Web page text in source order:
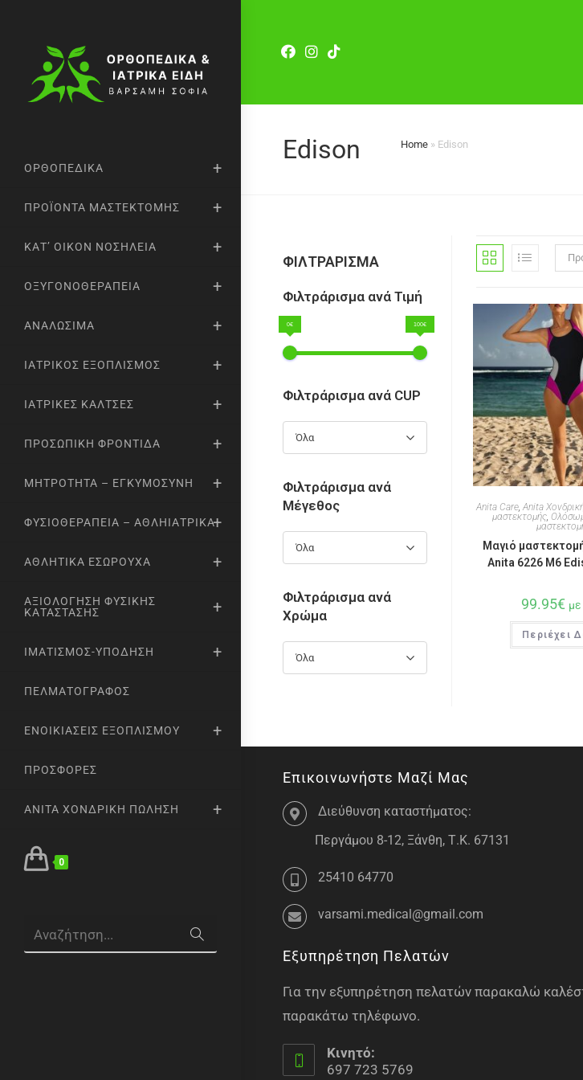
ΟΡΘΟΠΕΔΙΚΆ
ΠΡΟΪΌΝΤΑ ΜΑΣΤΕΚΤΟΜΉΣ
ΚΑΤ’ ΟΊΚΟΝ ΝΟΣΗΛΕΊΑ
ΟΞΥΓΟΝΟΘΕΡΑΠΕΊΑ
ΑΝΑΛΏΣΙΜΑ
ΙΑΤΡΙΚΌΣ ΕΞΟΠΛΙΣΜΌΣ
ΙΑΤΡΙΚΈΣ ΚΆΛΤΣΕΣ
ΠΡΟΣΩΠΙΚΉ ΦΡΟΝΤΊΔΑ
ΜΗΤΡΌΤΗΤΑ – ΕΓΚΥΜΟΣΎΝΗ
ΦΥΣΙΟΘΕΡΑΠΕΊΑ – ΑΘΛΗΙΑΤΡΙΚΆ
ΑΘΛΗΤΙΚΆ ΕΣΏΡΟΥΧΑ
ΑΞΙΟΛΌΓΗΣΗ ΦΥΣΙΚΉΣ
ΚΑΤΆΣΤΑΣΗΣ
ΙΜΑΤΙΣΜΌΣ-ΥΠΌΔΗΣΗ
ΠΕΛΜΑΤΟΓΡΆΦΟΣ
ΕΝΟΙΚΙΆΣΕΙΣ ΕΞΟΠΛΙΣΜΟΎ
ΠΡΟΣΦΟΡΈΣ
ANITA ΧΟΝΔΡΙΚΉ ΠΏΛΗΣΗ
0
Αναζήτηση...
Edison Home » Edison
ΦΙΛΤΡΑΡΙΣΜΑ
Φιλτράρισμα ανά Τιμή
0€ 100€
Φιλτράρισμα ανά CUP
Όλα
Φιλτράρισμα ανά
Μέγεθος
Όλα
Φιλτράρισμα ανά
Χρώμα
Όλα
Anita Care, Anita
μαστεκτομής,
Μαγιό
Anita 6226 M6
99.95€
Περιέχει
Επικοινωνήστε Μαζί Μας
Διεύθυνση καταστήματος:
Περγάμου 8-12, Ξάνθη, Τ.Κ. 67131
25410 64770
varsami.medical@gmail.com
Εξυπηρέτηση Πελατών
Για την εξυπηρέτηση πελατών παρακαλώ
παρακάτω τηλέφωνο.
Κινητό:
697 723 5769